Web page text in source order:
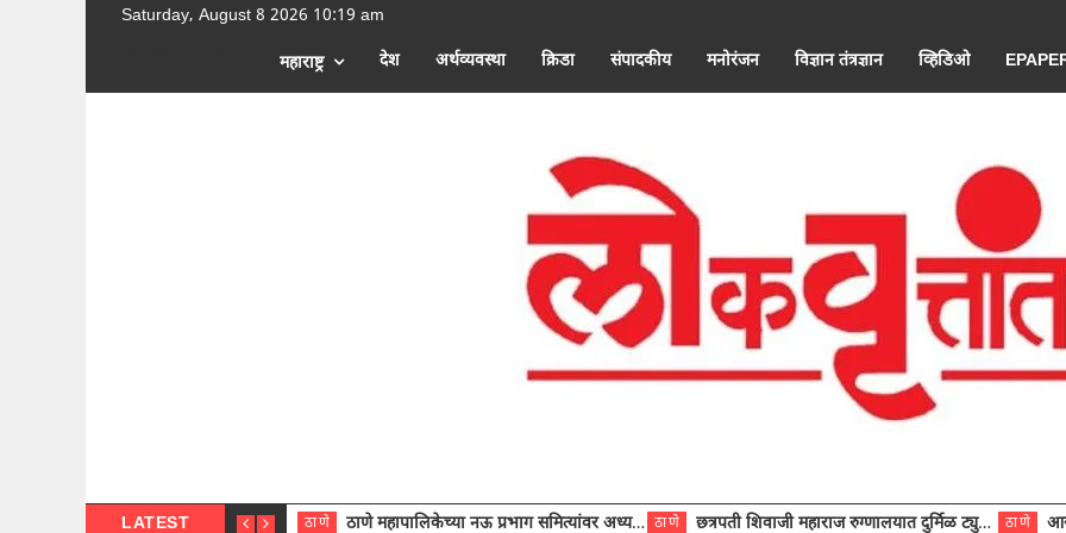
Saturday, August 8 2026 10:19 am
महाराष्ट्र देश अर्थव्यवस्था क्रिडा संपादकीय मनोरंजन विज्ञान तंत्रज्ञान व्हिडिओ
LATEST ठाणे ठाणे महापालिकेच्या नऊ प्रभाग समित्यांवर अध्यक्ष विराजमान ठाणे छत्रपती शिवाजी महाराज रुग्णालयात दुर्मिळ ट्युमरची यशस्वी शस्त्रक्रिया ठाणे आरोग्य